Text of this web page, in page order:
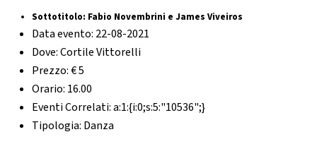
Sottotitolo: Fabio Novembrini e James Viveiros
Data evento: 22-08-2021
Dove:Cortile Vittorelli
Prezzo:€ 5
Orario: 16.00
Eventi Correlati:a:1:{i:0;s:5:"10536";}
Tipologia: Danza